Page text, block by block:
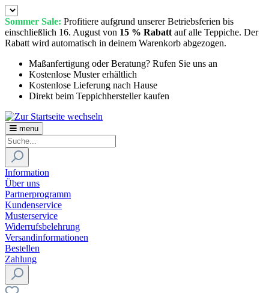
Sommer Sale: Profitiere aufgrund unserer Betriebsferien bis
einschließlich 16. August von 15 % Rabatt auf alle Teppiche. Der
Rabatt wird automatisch in deinem Warenkorb abgezogen.
Maßanfertigung oder Beratung? Rufen Sie uns an
Kostenlose Muster erhältlich
Kostenlose Lieferung nach Hause
Direkt beim Teppichhersteller kaufen
menu
Information
Über uns
Partnerprogramm
Kundenservice
Musterservice
Widerrufsbelehrung
Versandinformationen
Bestellen
Zahlung